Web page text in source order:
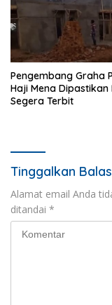
Pengembang Graha
Haji Mena Dipastikan
Segera Terbit
Tinggalkan
Alamat email Anda
ditandai *